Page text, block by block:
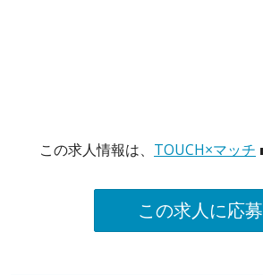
この求人情報は、 TOUCH×マッチ
この求人に応募